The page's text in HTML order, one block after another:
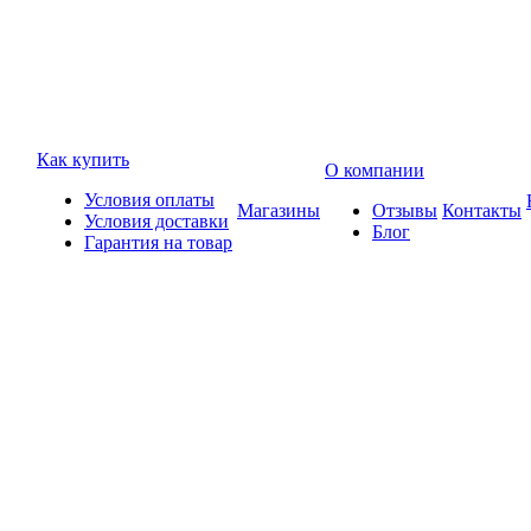
Как купить
Условия оплаты
Условия доставки
Гарантия на товар
Магазины
О компании
Отзывы
Блог
Контакты